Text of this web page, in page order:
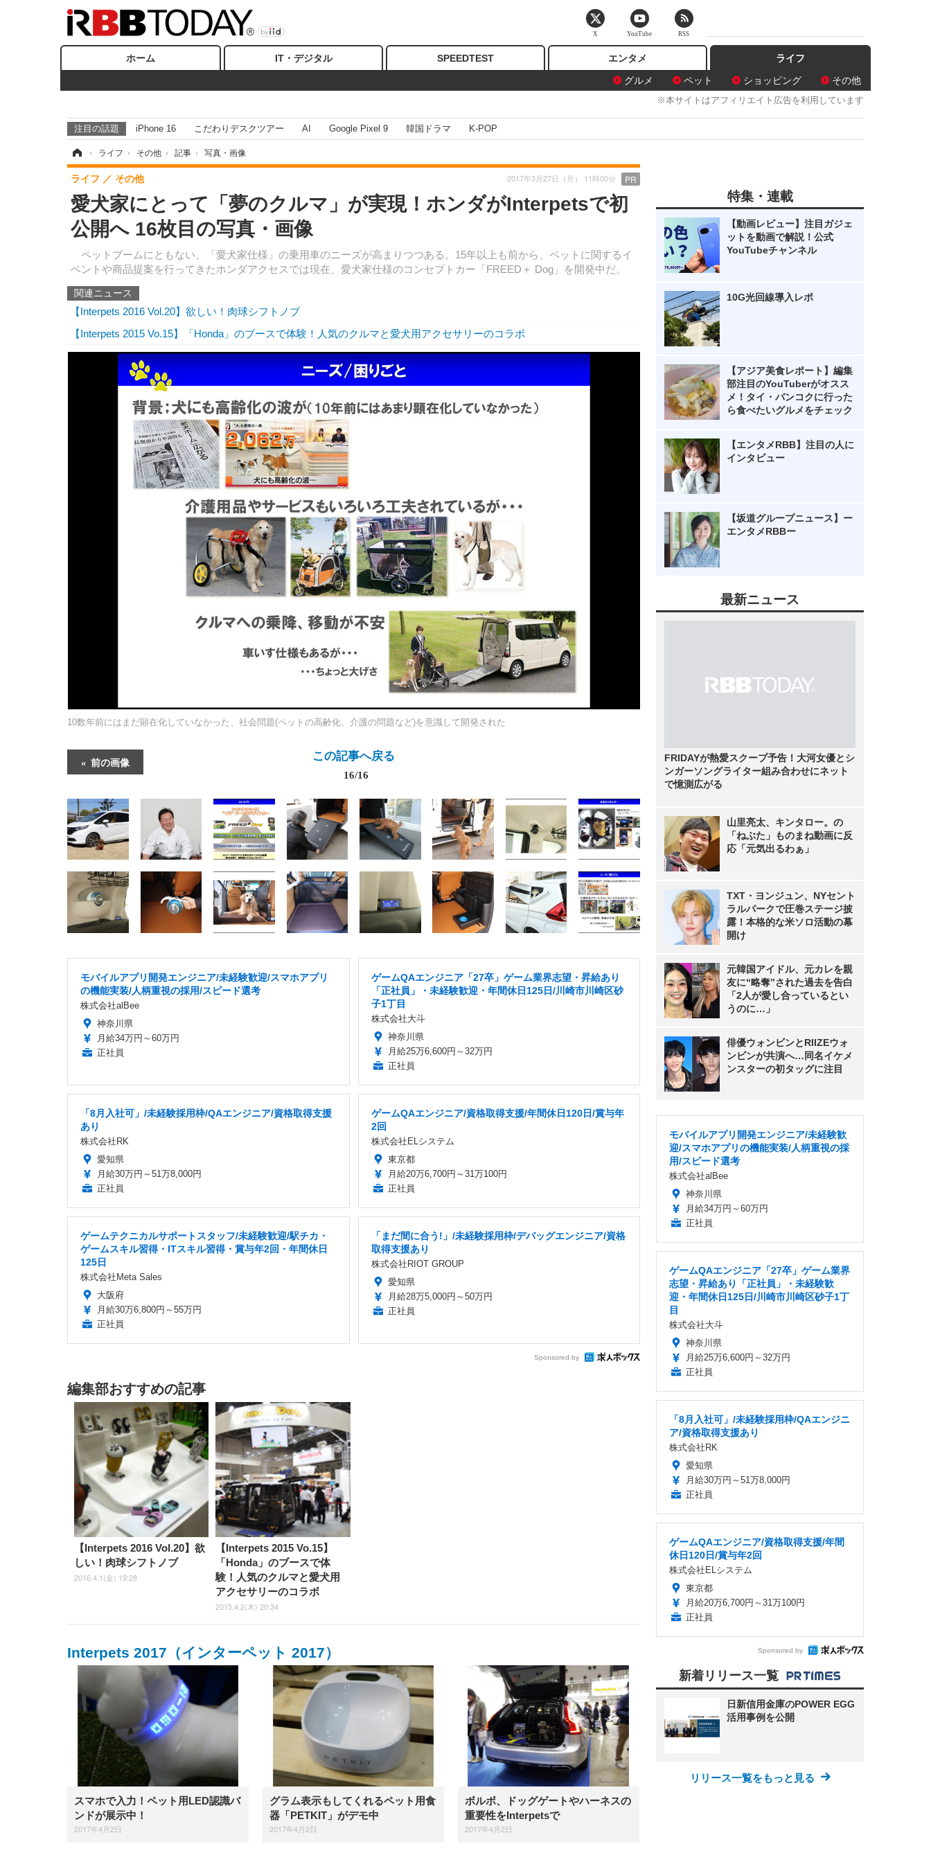
ホーム IT・デジタル SPEEDTEST エンタメ
ライフ
グルメ
ペット ショッピング その他
※本サイトはアフィリエイト広告を利用しています
注目の話題 iPhone 16 こだわりデスクツアー AI Google Pixel 9 韓国ドラマ K-POP
› ライフ › その他 › 記事 › 写真・画像
愛犬家にとって「夢のクルマ」が実現！ホンダがInterpetsで初
公開へ 16枚目の写真・画像
ペットブームにともない、「愛犬家仕様」の乗用車のニーズが高まりつつある。15年以上も前から、ペットに関するイ
ベントや商品提案を行ってきたホンダアクセスでは現在、愛犬家仕様のコンセプトカー「FREED＋ Dog」を開発中だ。
ライフ その他 2017年3月27日（月） 11時00分 PR
関連ニュース
【Interpets 2016 Vol.20】欲しい！肉球シフトノブ
【Interpets 2015 Vo.15】「Honda」のブースで体験！人気のクルマと愛犬用アクセサリーのコラボ
10数年前にはまだ顕在化していなかった、社会問題(ペットの高齢化、介護の問題など)を意識して開発された
前の画像
この記事へ戻る
16/16
モバイルアプリ開発エンジニア/未経験歓迎/スマホアプリ
の機能実装/人柄重視の採用/スピード選考
株式会社alBee
神奈川県
月給34万円～60万円
正社員
ゲームQAエンジニア「27卒」ゲーム業界志望・昇給あり
「正社員」・未経験歓迎・年間休日125日/川崎市川崎区砂
子1丁目
株式会社大斗
神奈川県
月給25万6,600円～32万円
正社員
「8月入社可」/未経験採用枠/QAエンジニア/資格取得支援
あり
株式会社RK
愛知県
月給30万円～51万8,000円
正社員
ゲームQAエンジニア/資格取得支援/年間休日120日/賞与年
2回
株式会社ELシステム
東京都
月給20万6,700円～31万100円
正社員
ゲームテクニカルサポートスタッフ/未経験歓迎/駅チカ・
ゲームスキル習得・ITスキル習得・賞与年2回・年間休日
125日
株式会社Meta Sales
大阪府
月給30万6,800円～55万円
正社員
「まだ間に合う!」/未経験採用枠/デバッグエンジニア/資格
取得支援あり
株式会社RIOT GROUP
愛知県
月給28万5,000円～50万円
正社員
Sponsored by
編集部おすすめの記事
【Interpets 2016 Vol.20】欲
しい！肉球シフトノブ
2016.4.1(金) 19:28
【Interpets 2015 Vo.15】
「Honda」のブースで体
験！人気のクルマと愛犬用
アクセサリーのコラボ
2015.4.2(木) 20:34
Interpets 2017（インターペット 2017）
スマホで入力！ペット用LED認識バ
ンドが展示中！
2017年4月2日
グラム表示もしてくれるペット用食
器「PETKIT」がデモ中
2017年4月2日
ボルボ、ドッグゲートやハーネスの
重要性をInterpetsで
2017年4月2日
特集・連載
【動画レビュー】注目ガジェ
ットを動画で解説！公式
YouTubeチャンネル
10G光回線導入レポ
【アジア美食レポート】編集
部注目のYouTuberがオスス
メ！タイ・バンコクに行った
ら食べたいグルメをチェック
【エンタメRBB】注目の人に
インタビュー
【坂道グループニュース】ー
エンタメRBBー
最新ニュース
FRIDAYが熱愛スクープ予告！大河女優とシ
ンガーソングライター組み合わせにネット
で憶測広がる
山里亮太、キンタロー。の
「ねぶた」ものまね動画に反
応「元気出るわぁ」
TXT・ヨンジュン、NYセント
ラルパークで圧巻ステージ披
露！本格的な米ソロ活動の幕
開け
元韓国アイドル、元カレを親
友に“略奪”された過去を告白
「2人が愛し合っているとい
うのに…」
俳優ウォンビンとRIIZEウォ
ンビンが共演へ…同名イケメ
ンスターの初タッグに注目
モバイルアプリ開発エンジニア/未経験歓
迎/スマホアプリの機能実装/人柄重視の採
用/スピード選考
株式会社alBee
神奈川県
月給34万円～60万円
正社員
ゲームQAエンジニア「27卒」ゲーム業界
志望・昇給あり「正社員」・未経験歓
迎・年間休日125日/川崎市川崎区砂子1丁
目
株式会社大斗
神奈川県
月給25万6,600円～32万円
正社員
「8月入社可」/未経験採用枠/QAエンジニ
ア/資格取得支援あり
株式会社RK
愛知県
月給30万円～51万8,000円
正社員
ゲームQAエンジニア/資格取得支援/年間
休日120日/賞与年2回
株式会社ELシステム
東京都
月給20万6,700円～31万100円
正社員
Sponsored by
新着リリース一覧
日新信用金庫のPOWER EGG
活用事例を公開
リリース一覧をもっと見る
X YouTube RSS